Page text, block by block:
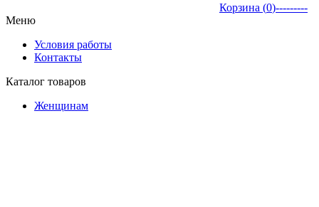
Корзина (0)---------
Меню
Условия работы
Контакты
Каталог товаров
Женщинам